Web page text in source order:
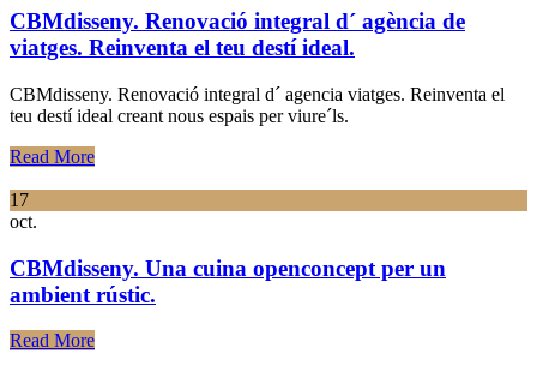
CBMdisseny. Renovació integral d´ agència de
viatges. Reinventa el teu destí ideal.
CBMdisseny. Renovació integral d´ agencia viatges. Reinventa el
teu destí ideal creant nous espais per viure´ls.
Read More
17
oct.
CBMdisseny. Una cuina openconcept per un
ambient rústic.
Read More